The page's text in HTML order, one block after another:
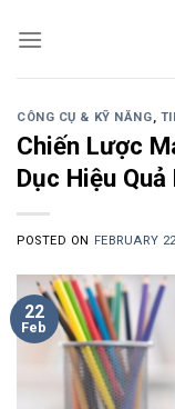
CÔNG CỤ & KỸ NĂNG,
Chiến Lược
Dục Hiệu
POSTED ON FEBRUARY
22
Feb